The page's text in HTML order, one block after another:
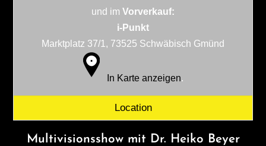
und im Vorverkauf:
i-Punkt
Marktplatz 37/1, 73525 Schwäbisch Gmünd
In Karte anzeigen.
Location
Multivisionsshow mit Dr. Heiko Beyer